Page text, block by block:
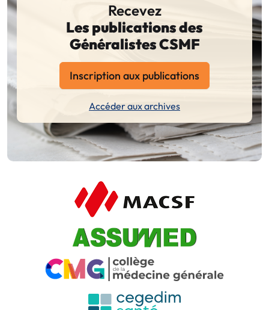
Recevez
Les publications des
Généralistes CSMF
Inscription aux publications
Accéder aux archives